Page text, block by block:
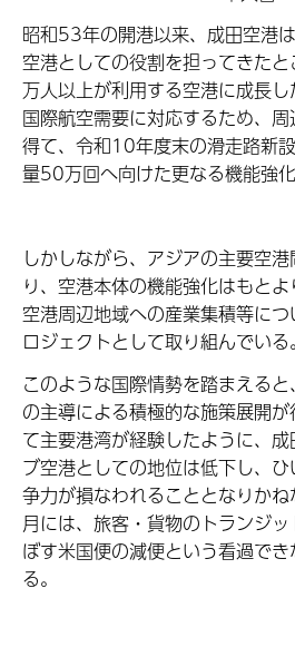
昭和53年の開港以来、成田空港
空港としての役割を担ってきた
万人以上が利用する空港に成長
国際航空需要に対応するため、
得て、 令和10年度末の滑走路新
量50万回へ向けた更なる機能強
しかしながら、アジアの主要空
り、空港本体の機能強化はもと
空港周辺地域への産業集積等に
ロジェクトとして取り組んでいる。
このような国際情勢を踏まえる
の主導による積極的な施策展開
て主要港湾が経験したように、
ブ空港としての地位は低下し、
争力が損なわれることとなりか
月には、旅客・貨物のトランジ
ぼす米国便の減便という看過で
る。